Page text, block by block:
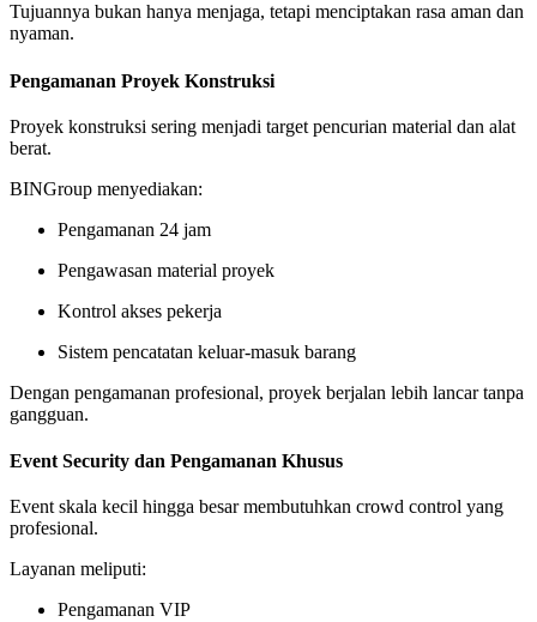
Tujuannya bukan hanya menjaga, tetapi menciptakan rasa aman dan
nyaman.
Pengamanan Proyek Konstruksi
Proyek konstruksi sering menjadi target pencurian material dan alat
berat.
BINGroup menyediakan:
Pengamanan 24 jam
Pengawasan material proyek
Kontrol akses pekerja
Sistem pencatatan keluar-masuk barang
Dengan pengamanan profesional, proyek berjalan lebih lancar tanpa
gangguan.
Event Security dan Pengamanan Khusus
Event skala kecil hingga besar membutuhkan crowd control yang
profesional.
Layanan meliputi:
Pengamanan VIP